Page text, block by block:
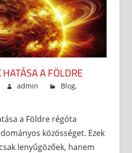
A FÖLDRE
admin Blog,
a Földre régóta
közösséget. Ezek
lenyűgözőek, hanem